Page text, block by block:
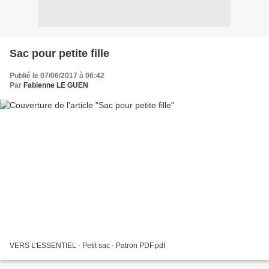
Sac pour petite fille
Publié le 07/06/2017 à 06:42
Par Fabienne LE GUEN
VERS L'ESSENTIEL - Petit sac - Patron PDF.pdf